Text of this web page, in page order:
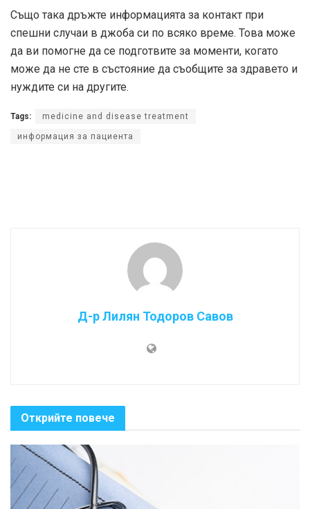
Също така дръжте информацията за контакт при
спешни случаи в джоба си по всяко време. Това може
да ви помогне да се подготвите за моменти, когато
може да не сте в състояние да съобщите за здравето и
нуждите си на другите.
Tags: medicine and disease treatment
информация за пациента
Д-р Лилян Тодоров Савов
Открийте повече